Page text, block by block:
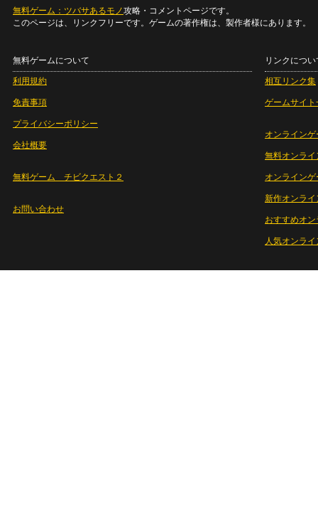
無料ゲーム：ツバサあるモノ攻略・コメントページです。
このページは、リンクフリーです。ゲームの著作権は、製作者様にあります。
無料ゲームについて
利用規約
免責事項
プライバシーポリシー
会社概要
無料ゲーム チビクエスト２
お問い合わせ
リンクについ
相互リンク集
ゲームサイト
オンラインゲ
無料オンライ
オンライン
新作オンライ
おすすめオ
人気オンラ